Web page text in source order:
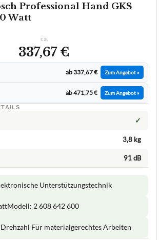
Professional Hand GKS
Watt
ca.
337,67 €
ab 337,67 € Zum Angebot »
ab 471,75 € Zum Angebot »
✓
3,8 kg
91 dB
Unterstützungstechnik
2 608 642 600
Für materialgerechtes Arbeiten